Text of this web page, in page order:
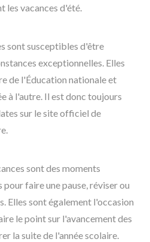
les vacances d'été.
sont susceptibles d'être
exceptionnelles. Elles
de l'Éducation nationale et
à l'autre. Il est donc toujours
sur le site officiel de
sont des moments
faire une pause, réviser ou
Elles sont également l'occasion
le point sur l'avancement des
la suite de l'année scolaire.